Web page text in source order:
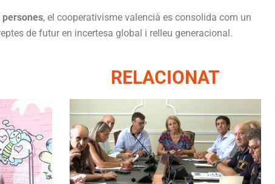
persones, el cooperativisme valencià es consolida com un
de futur en incertesa global i relleu generacional.
RELACIONAT